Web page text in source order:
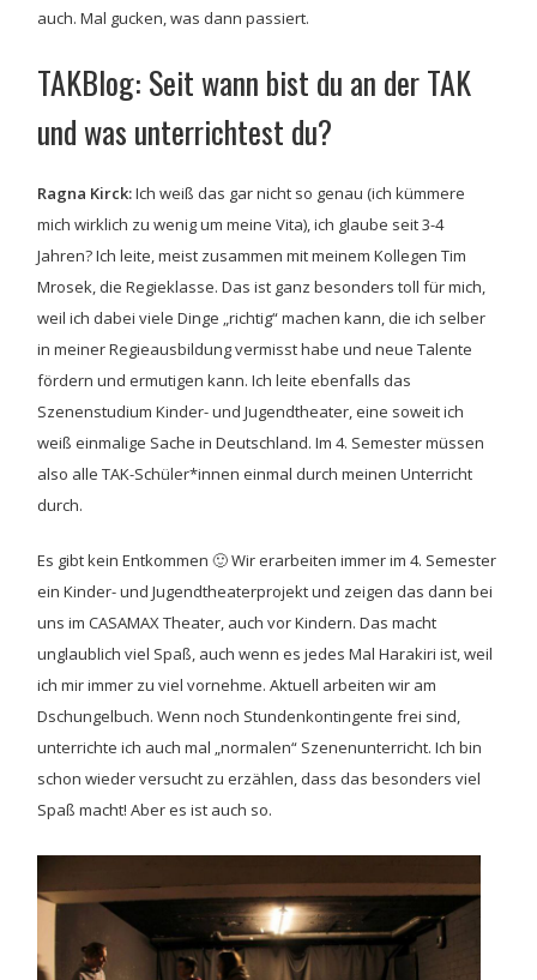
auch. Mal gucken, was dann passiert.
TAKBlog: Seit wann bist du an der TAK
und was unterrichtest du?
Ragna Kirck:Ich weiß das gar nicht so genau (ich kümmere
mich wirklich zu wenig um meine Vita), ich glaube seit 3-4
Jahren? Ich leite, meist zusammen mit meinem Kollegen Tim
Mrosek, die Regieklasse. Das ist ganz besonders toll für mich,
weil ich dabei viele Dinge „richtig“ machen kann, die ich selber
in meiner Regieausbildung vermisst habe und neue Talente
fördern und ermutigen kann. Ich leite ebenfalls das
Szenenstudium Kinder- und Jugendtheater, eine soweit ich
weiß einmalige Sache in Deutschland. Im 4. Semester müssen
also alle TAK-Schüler*innen einmal durch meinen Unterricht
durch.
Es gibt kein Entkommen 🙂 Wir erarbeiten immer im 4. Semester
ein Kinder- und Jugendtheaterprojekt und zeigen das dann bei
uns im CASAMAX Theater, auch vor Kindern. Das macht
unglaublich viel Spaß, auch wenn es jedes Mal Harakiri ist, weil
ich mir immer zu viel vornehme. Aktuell arbeiten wir am
Dschungelbuch. Wenn noch Stundenkontingente frei sind,
unterrichte ich auch mal „normalen“ Szenenunterricht. Ich bin
schon wieder versucht zu erzählen, dass das besonders viel
Spaß macht! Aber es ist auch so.